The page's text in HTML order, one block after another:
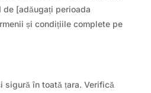
de [adăugați perioada
și condițiile complete pe
sigură în toată țara. Verifică